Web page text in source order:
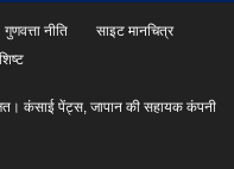
गुणवत्ता नीति
साइट मानचित्र
कंसाई पेंट्स, जापान की सहायक कंपनी